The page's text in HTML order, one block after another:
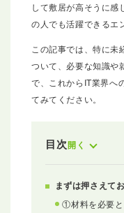
して敷居が高そうに感
の人でも活躍できるエ
この記事では、特に未
ついて、必要な知識や
で、これからIT業界へ
てみてください。
目次開く
まずは押さえて
①材料を必要